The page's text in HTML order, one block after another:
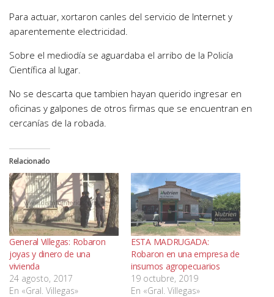
Para actuar, xortaron canles del servicio de Internet y
aparentemente electricidad.
Sobre el mediodía se aguardaba el arribo de la Policía
Científica al lugar.
No se descarta que tambien hayan querido ingresar en
oficinas y galpones de otros firmas que se encuentran en
cercanías de la robada.
Relacionado
General Villegas: Robaron
joyas y dinero de una
vivienda
24 agosto, 2017
En «Gral. Villegas»
ESTA MADRUGADA:
Robaron en una empresa de
insumos agropecuarios
19 octubre, 2019
En «Gral. Villegas»